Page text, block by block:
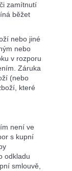
zamítnutí
běžet
nebo jiné
nebo
v rozporu
Záruka
(nebo
které
není ve
s kupní
odkladu
smlouvě,